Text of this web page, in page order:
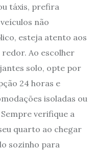
táxis, prefira
não
esteja atento aos
Ao escolher
solo, opte por
24 horas e
isoladas ou
verifique a
quarto ao chegar
sozinho para